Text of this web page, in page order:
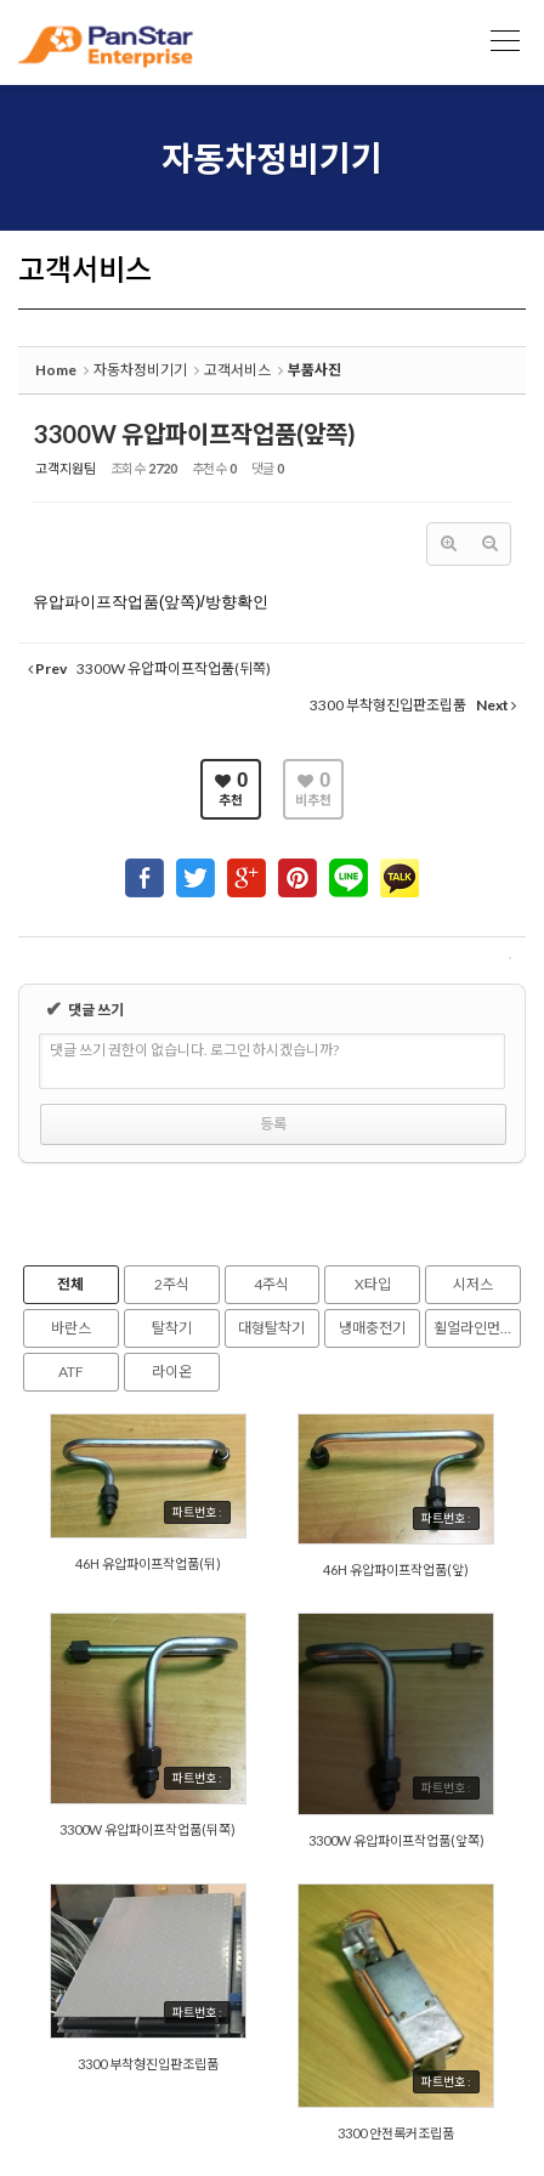
자동차정비기기
고객서비스
Home 자동차정비기기 고객서비스 부품사진
3300W 유압파이프작업품(앞쪽)
고객지원팀 조회 수 2720 추천 수0 댓글0
유압파이프작업품(앞쪽)/방향확인
Prev 3300W 유압파이프작업품(뒤쪽)
3300 부착형진입판조립품 Next
0
추천
0
비추천
✔ 댓글 쓰기
댓글 쓰기 권한이 없습니다. 로그인 하시겠습니까?
전체 2주식 4주식 X타입 시저스
바란스 탈착기 대형탈착기 냉매충전기 휠얼라인먼트
ATF 라이온
파트번호 :
46H 유압파이프작업품(뒤)
파트번호 :
46H 유압파이프작업품(앞)
파트번호 :
3300W 유압파이프작업품(뒤쪽)
파트번호 :
3300W 유압파이프작업품(앞쪽)
파트번호 :
3300 부착형진입판조립품
파트번호 :
3300 안전록커조립품